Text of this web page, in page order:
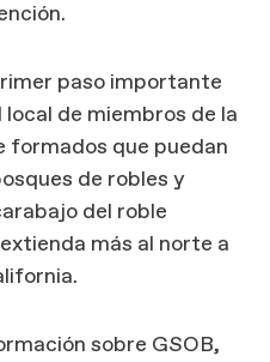
paso importante
de miembros de la
formados que puedan
de robles y
del roble
más al norte a
sobre GSOB,